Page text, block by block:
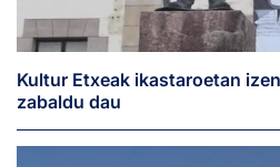
Kultur Etxeak ikastaroetan
zabaldu dau